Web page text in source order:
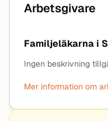
Arbetsgivare
Familjeläkarna i
Ingen beskrivning
Mer information om